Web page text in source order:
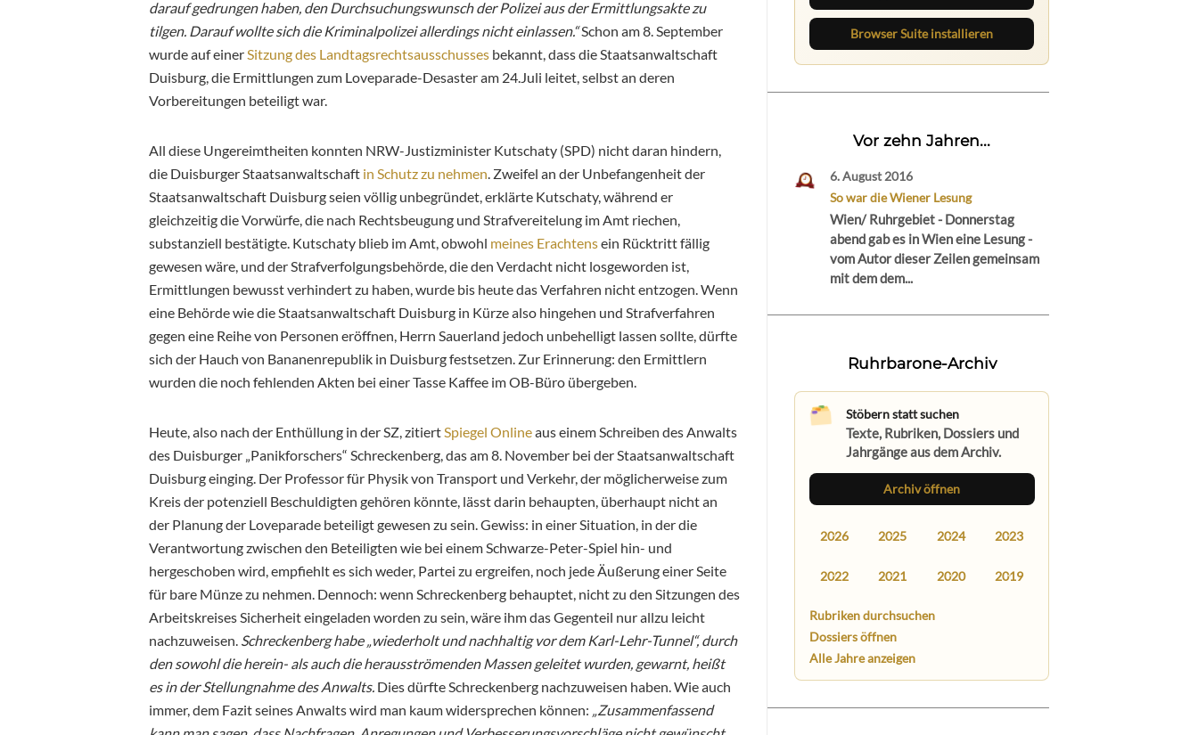
darauf gedrungen haben, den Durchsuchungswunsch der Polizei aus der Ermittlungsakte zu
tilgen. Darauf wollte sich die Kriminalpolizei allerdings nicht einlassen.“Schon am 8. September
wurde auf einer Sitzung des Landtagsrechtsausschusses bekannt, dass die Staatsanwaltschaft
Duisburg, die Ermittlungen zum Loveparade-Desaster am 24.Juli leitet, selbst an deren
Vorbereitungen beteiligt war.
All diese Ungereimtheiten konnten NRW-Justizminister Kutschaty (SPD) nicht daran hindern,
die Duisburger Staatsanwaltschaft in Schutz zu nehmen . Zweifel an der Unbefangenheit der
Staatsanwaltschaft Duisburg seien völlig unbegründet, erklärte Kutschaty, während er
gleichzeitig die Vorwürfe, die nach Rechtsbeugung und Strafvereitelung im Amt riechen,
substanziell bestätigte. Kutschaty blieb im Amt, obwohl meines Erachtensein Rücktritt fällig
gewesen wäre, und der Strafverfolgungsbehörde, die den Verdacht nicht losgeworden ist,
Ermittlungen bewusst verhindert zu haben, wurde bis heute das Verfahren nicht entzogen. Wenn
eine Behörde wie die Staatsanwaltschaft Duisburg in Kürze also hingehen und Strafverfahren
gegen eine Reihe von Personen eröffnen, Herrn Sauerland jedoch unbehelligt lassen sollte, dürfte
sich der Hauch von Bananenrepublik in Duisburg festsetzen. Zur Erinnerung: den Ermittlern
wurden die noch fehlenden Akten bei einer Tasse Kaffee im OB-Büro übergeben.
Heute, also nach der Enthüllung in der SZ, zitiert Spiegel Onlineaus einem Schreiben des Anwalts
des Duisburger „Panikforschers“ Schreckenberg, das am 8. November bei der Staatsanwaltschaft
Duisburg einging. Der Professor für Physik von Transport und Verkehr, der möglicherweise zum
Kreis der potenziell Beschuldigten gehören könnte, lässt darin behaupten, überhaupt nicht an
der Planung der Loveparade beteiligt gewesen zu sein. Gewiss: in einer Situation, in der die
Verantwortung zwischen den Beteiligten wie bei einem Schwarze-Peter-Spiel hin- und
hergeschoben wird, empfiehlt es sich weder, Partei zu ergreifen, noch jede Äußerung einer Seite
für bare Münze zu nehmen. Dennoch: wenn Schreckenberg behauptet, nicht zu den Sitzungen des
Arbeitskreises Sicherheit eingeladen worden zu sein, wäre ihm das Gegenteil nur allzu leicht
nachzuweisen. Schreckenberg habe „wiederholt und nachhaltig vor dem Karl-Lehr-Tunnel“, durch
den sowohl die herein- als auch die herausströmenden Massen geleitet wurden, gewarnt, heißt
es in der Stellungnahme des Anwalts. Dies dürfte Schreckenberg nachzuweisen haben. Wie auch
immer, dem Fazit seines Anwalts wird man kaum widersprechen können:
„Zusammenfassend
Browser Suite installieren
Vor zehn Jahren...
6. August 2016
So war die Wiener Lesung
Wien/ Ruhrgebiet - Donnerstag
abend gab es in Wien eine Lesung -
vom Autor dieser Zeilen gemeinsam
mit dem dem...
Ruhrbarone-Archiv
Stöbern statt suchen
Texte, Rubriken, Dossiers und
Jahrgänge aus dem Archiv.
Archiv öffnen
2026 2025 2024 2023
2022 2021 2020 2019
Rubriken durchsuchen
Dossiers öffnen
Alle Jahre anzeigen